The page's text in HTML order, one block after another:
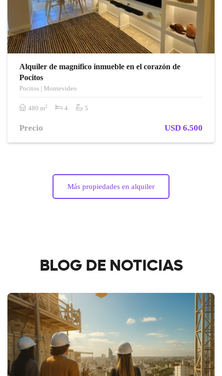
Alquiler de magnífico inmueble en el corazón de
Pocitos
Pocitos | Montevideo
480 m2 4 5
Precio USD 6.500
Más propiedades en alquiler
BLOG DE NOTICIAS